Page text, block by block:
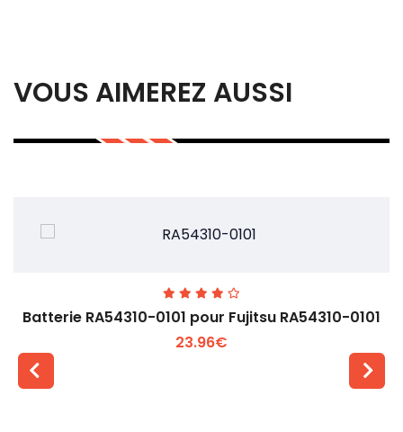
VOUS AIMEREZ AUSSI
Batterie RA54310-0101 pour Fujitsu RA54310-0101
23.96€